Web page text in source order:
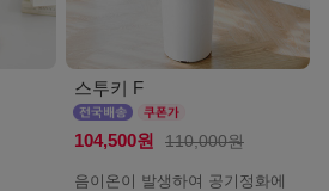
스투키 F
104,500원 110,000원
음이온이 발생하여 공기정화에